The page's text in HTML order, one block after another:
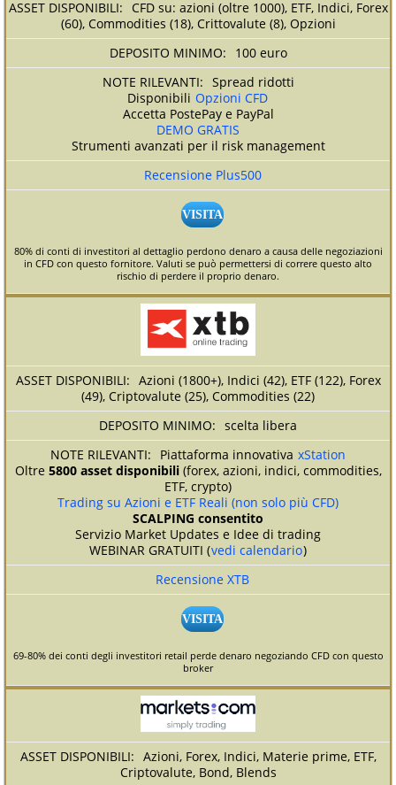
CFD su: azioni (oltre 1000), ETF, Indici, Forex
(60), Commodities (18), Crittovalute (8), Opzioni
100 euro
Spread ridotti
Disponibili Opzioni CFD
Accetta PostePay e PayPal
DEMO GRATIS
Strumenti avanzati per il risk management
Recensione Plus500
VISITA
80% di conti di investitori al dettaglio perdono denaro a causa delle negoziazioni
in CFD con questo fornitore. Valuti se può permettersi di correre questo alto
rischio di perdere il proprio denaro.
Azioni (1800+), Indici (42), ETF (122), Forex
(49), Criptovalute (25), Commodities (22)
scelta libera
Piattaforma innovativa xStation
Oltre 5800 asset disponibili(forex, azioni, indici, commodities,
ETF, crypto)
Trading su Azioni e ETF Reali (non solo più CFD)
SCALPING consentito
Servizio Market Updates e Idee di trading
WEBINAR GRATUITI (vedi calendario)
Recensione XTB
VISITA
69-80% dei conti degli investitori retail perde denaro negoziando CFD con questo
broker
Azioni, Forex, Indici, Materie prime, ETF,
Criptovalute, Bond, Blends